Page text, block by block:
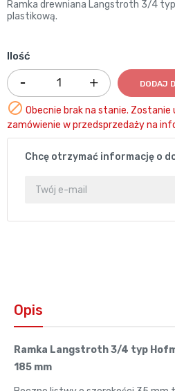
Ramka drewniana Langstroth 3/4
plastikową.
Ilość
DODAJ
 Obecnie brak na stanie. Zostanie
zamówienie w przedsprzedaży na
Chcę otrzymać informację o
Opis
Ramka Langstroth3/4 typ
185 mm